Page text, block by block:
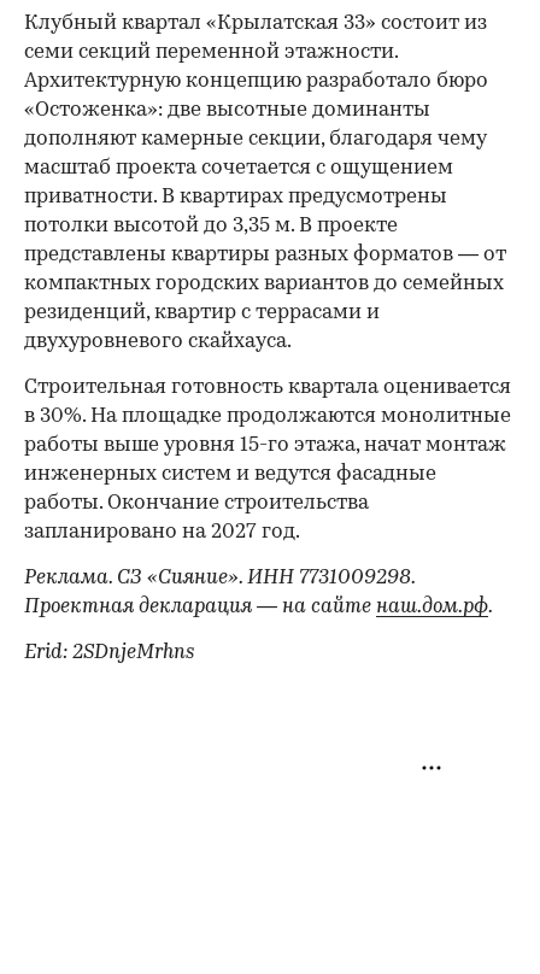
Клубный квартал «Крылатская 33» состоит из
семи секций переменной этажности.
Архитектурную концепцию разработало бюро
«Остоженка»: две высотные доминанты
дополняют камерные секции, благодаря чему
масштаб проекта сочетается с ощущением
приватности. В квартирах предусмотрены
потолки высотой до 3,35 м. В проекте
представлены квартиры разных форматов — от
компактных городских вариантов до семейных
резиденций, квартир с террасами и
двухуровневого скайхауса.
Строительная готовность квартала оценивается
в 30%. На площадке продолжаются монолитные
работы выше уровня 15-го этажа, начат монтаж
инженерных систем и ведутся фасадные
работы. Окончание строительства
запланировано на 2027 год.
Реклама. СЗ «Сияние». ИНН 7731009298.
Проектная декларация — на сайте наш.дом.рф.
Erid: 2SDnjeMrhns